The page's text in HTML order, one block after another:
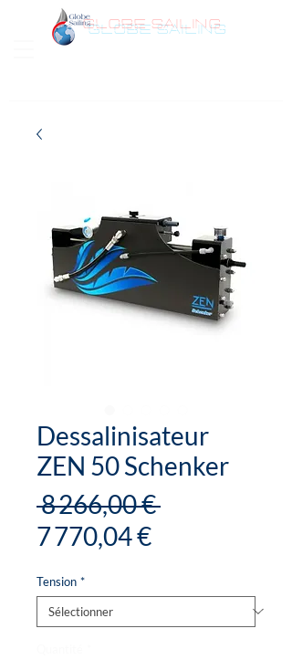
GLOBE SAILING
Dessalinisateur
ZEN 50 Schenker
8 266,00 € Prix
7 770,04 €Prix
Tension *